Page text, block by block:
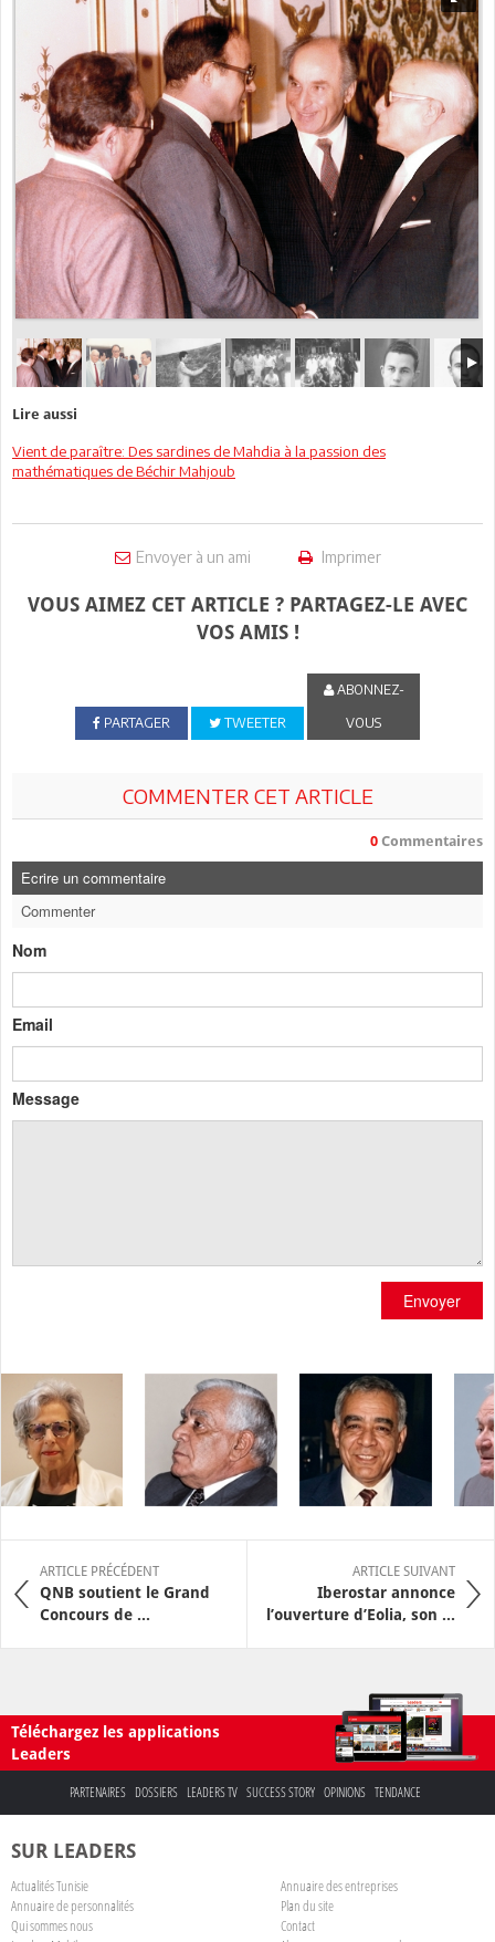
Lire aussi
Vient de paraître: Des sardines de Mahdia à la passion des
mathématiques de Béchir Mahjoub
Envoyer à un ami Imprimer
VOUS AIMEZ CET ARTICLE ? PARTAGEZ-LE AVEC
VOS AMIS !
PARTAGER TWEETER
ABONNEZ-
VOUS
COMMENTER CET ARTICLE
0 Commentaires
Ecrire un commentaire
Commenter
Nom
Email
Message
Envoyer
ARTICLE PRÉCÉDENT
QNB soutient le Grand
Concours de ...
ARTICLE SUIVANT
Iberostar annonce
l’ouverture d’Eolia, son ...
Téléchargez les applications
Leaders
PARTENAIRES DOSSIERS LEADERS TV SUCCESS STORY OPINIONS TENDANCE
SUR LEADERS
Actualités Tunisie
Annuaire des entreprises
Annuaire de personnalités
Plan du site
Qui sommes nous
Contact